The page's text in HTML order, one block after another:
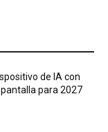
de IA con
para 2027